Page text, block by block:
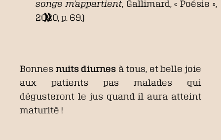
songe m’appartient, Gallimard, « Poésie »,
2020, p. 69.)
Bonnes nuits diurnes à tous, et belle joie
aux patients pas malades qui
dégusteront le jus quand il aura atteint
maturité !